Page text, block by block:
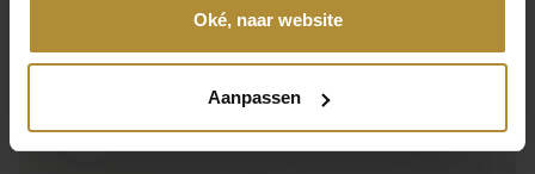
Oké, naar website
Aanpassen
Achternaam
SKU
erreichen Sie uns über die folgenden